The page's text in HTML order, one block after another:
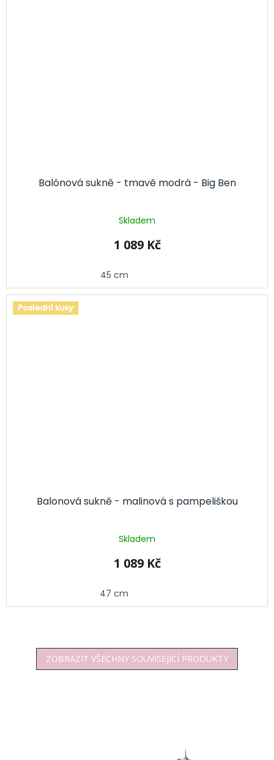
Balónová sukně - tmavě modrá - Big Ben
Skladem
1 089 Kč
45 cm
Poslední kusy
Balonová sukně - malinová s pampeliškou
Skladem
1 089 Kč
47 cm
ZOBRAZIT VŠECHNY SOUVISEJÍCÍ PRODUKTY